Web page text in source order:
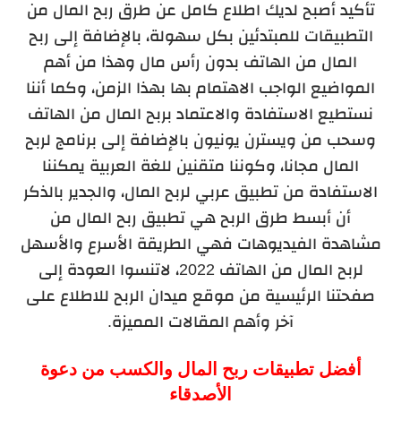
تأكيد أصبح لديك اطلاع كامل عن طرق ربح المال من
التطبيقات للمبتدئين بكل سهولة، بالإضافة إلى ربح
المال من الهاتف بدون رأس مال وهذا من أهم
المواضيع الواجب الاهتمام بها بهذا الزمن، وكما أننا
نستطيع الاستفادة والاعتماد بربح المال من الهاتف
وسحب من ويسترن يونيون بالإضافة إلى برنامج لربح
المال مجانا، وكوننا متقنين للغة العربية يمكننا
الاستفادة من تطبيق عربي لربح المال، والجدير بالذكر
أن أبسط طرق الربح هي تطبيق ربح المال من
مشاهدة الفيديوهات فهي الطريقة الأسرع والأسهل
لربح المال من الهاتف 2022، لاتنسوا العودة إلى
صفحتنا الرئيسية من موقع ميدان الربح للاطلاع على
آخر وأهم المقالات المميزة.
أفضل تطبيقات ربح المال والكسب من دعوة
الأصدقاء